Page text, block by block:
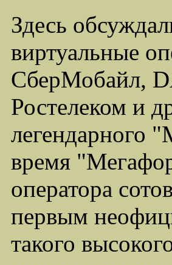
Здесь
виртуальные
СберМобайл,
Ростелеком и
легендарного
время
оператора
первым
такого